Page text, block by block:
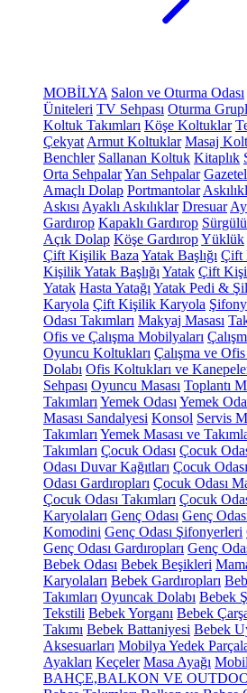
MOBİLYA Salon ve Oturma Odası
Üniteleri TV Sehpası Oturma
Koltuk Takımları Köşe Koltuklar
Çekyat Armut Koltuklar Masaj
Benchler Sallanan Koltuk Kitaplık
Orta SehpalarYan Sehpalar
Amaçlı Dolap Portmantolar
Askısı Ayaklı Askılıklar Dresuar
Gardırop Kapaklı Gardırop
Açık Dolap Köşe GardıropYüklük
Çift Kişilik Baza Yatak Başlığı Çift
Kişilik Yatak Başlığı Yatak Çift
Yatak Hasta Yatağı Yatak Pedi &
Karyola Çift Kişilik Karyola
Odası Takımları Makyaj Masası
Ofis ve Çalışma Mobilyaları
Oyuncu Koltukları Çalışma ve
Dolabı Ofis Koltukları ve
Sehpası Oyuncu Masası Toplantı
Takımları Yemek Odası Yemek
Masası Sandalyesi Konsol Servis
Takımları Yemek Masası ve
Takımları Çocuk Odası Çocuk
Odası Duvar Kağıtları Çocuk
Odası Gardıropları Çocuk Odası
Çocuk Odası Takımları Çocuk
Karyolaları Genç Odası Genç
Komodini Genç Odası Şifonyerleri
Genç Odası Gardıropları Genç
Bebek Odası Bebek Beşikleri
Karyolaları Bebek Gardıropları
Takımları Oyuncak Dolabı Bebek
Tekstili Bebek Yorganı Bebek
Takımı Bebek Battaniyesi Bebek
Aksesuarları Mobilya Yedek
Ayakları Keçeler Masa Ayağı
BAHÇE,BALKON VE